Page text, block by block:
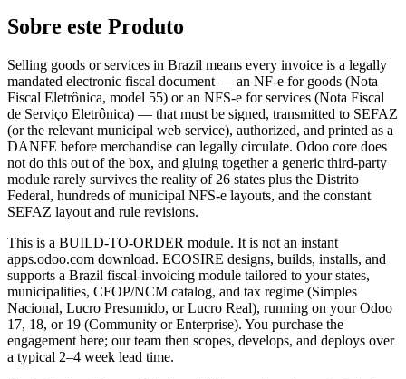
Sobre este Produto
Selling goods or services in Brazil means every invoice is a legally
mandated electronic fiscal document — an NF-e for goods (Nota
Fiscal Eletrônica, model 55) or an NFS-e for services (Nota Fiscal
de Serviço Eletrônica) — that must be signed, transmitted to SEFAZ
(or the relevant municipal web service), authorized, and printed as a
DANFE before merchandise can legally circulate. Odoo core does
not do this out of the box, and gluing together a generic third-party
module rarely survives the reality of 26 states plus the Distrito
Federal, hundreds of municipal NFS-e layouts, and the constant
SEFAZ layout and rule revisions.
This is a BUILD-TO-ORDER module. It is not an instant
apps.odoo.com download. ECOSIRE designs, builds, installs, and
supports a Brazil fiscal-invoicing module tailored to your states,
municipalities, CFOP/NCM catalog, and tax regime (Simples
Nacional, Lucro Presumido, or Lucro Real), running on your Odoo
17, 18, or 19 (Community or Enterprise). You purchase the
engagement here; our team then scopes, develops, and deploys over
a typical 2–4 week lead time.